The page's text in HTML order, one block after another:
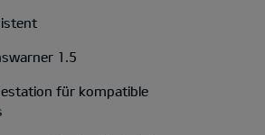
1.5
für kompatible